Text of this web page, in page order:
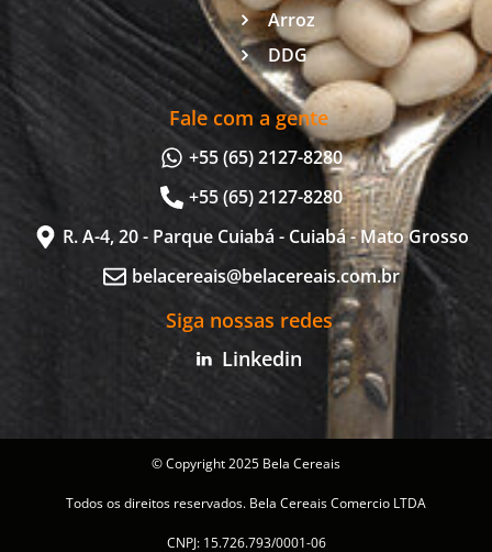
Arroz
DDG
Fale com a gente
+55 (65) 2127-8280
+55 (65) 2127-8280
R. A-4, 20 - Parque Cuiabá - Cuiabá - Mato Grosso
belacereais@belacereais.com.br
Siga nossas redes
Linkedin
© Copyright 2025 Bela Cereais
Todos os direitos reservados. Bela Cereais Comercio LTDA
CNPJ: 15.726.793/0001-06